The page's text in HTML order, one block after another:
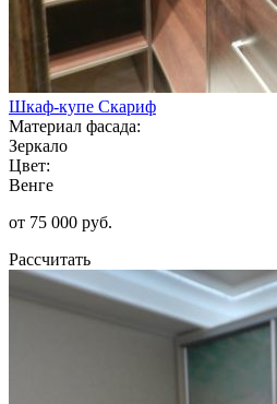
Шкаф-купе Скариф
Материал фасада:
Зеркало
Цвет:
Венге
от 75 000 руб.
Рассчитать